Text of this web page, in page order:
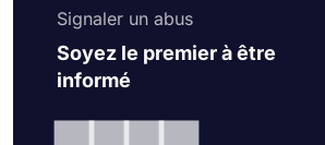
Signaler un abus
Soyez le premier à être
informé